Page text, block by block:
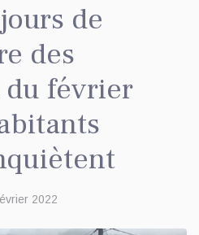
de
des
du février
2022